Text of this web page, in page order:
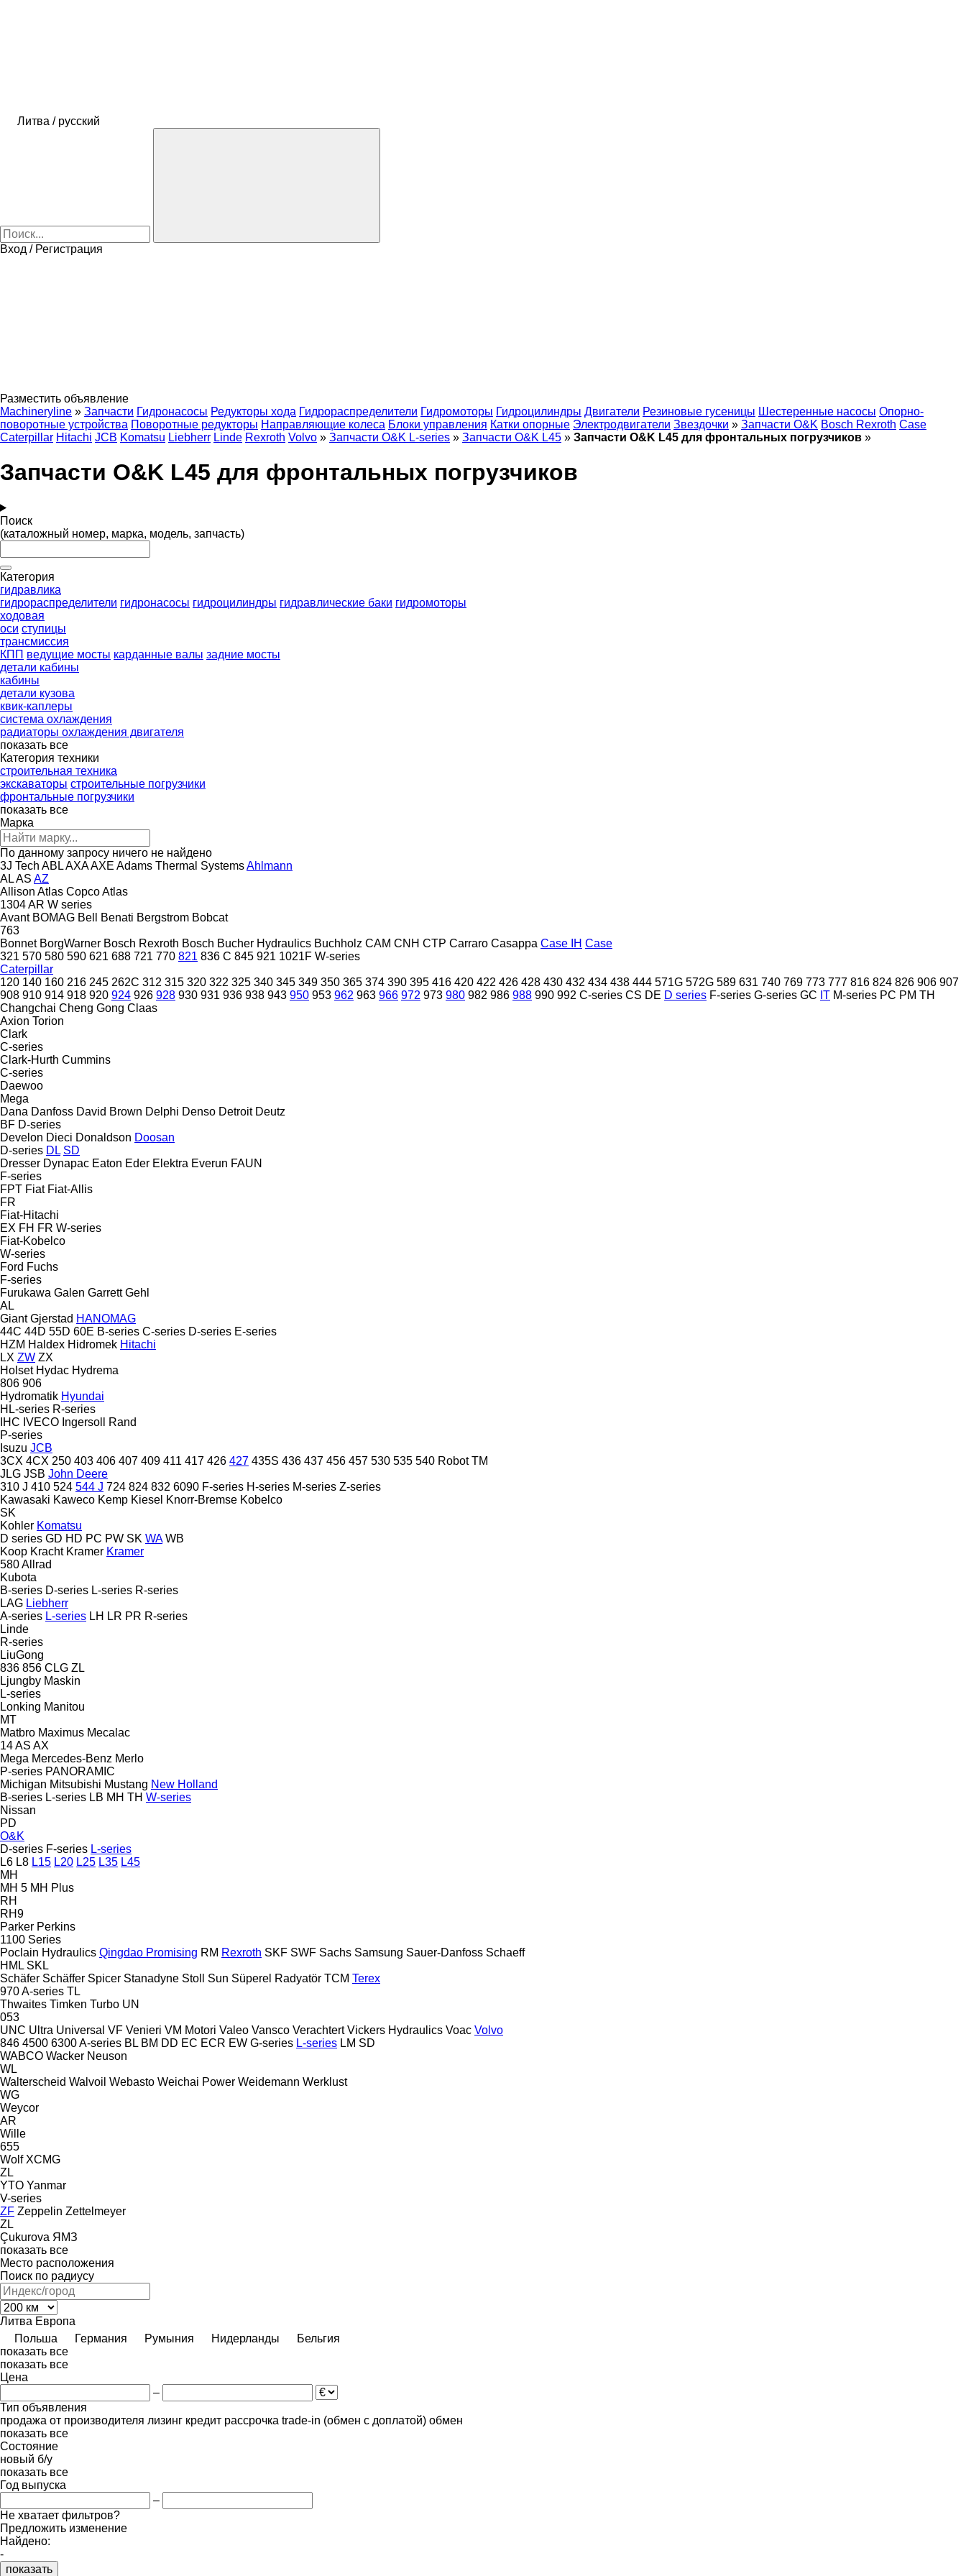
Литва / русский
Вход / Регистрация
Разместить объявление
Machineryline » Запчасти Гидронасосы Редукторы хода Гидрораспределители Гидромоторы Гидроцилиндры Двигатели Резиновые гусеницы Шестеренные насосы Опорно-
поворотные устройства Поворотные редукторы Направляющие колеса Блоки управления Катки опорные Электродвигатели Звездочки » Запчасти O&K Bosch Rexroth Case
Caterpillar Hitachi JCB Komatsu Liebherr Linde Rexroth Volvo » Запчасти O&K L-series » Запчасти O&K L45 » Запчасти O&K L45 для фронтальных погрузчиков »
Запчасти O&K L45 для фронтальных погрузчиков
Поиск
(каталожный номер, марка, модель, запчасть)
Категория
гидравлика
гидрораспределители гидронасосы гидроцилиндры гидравлические баки гидромоторы
ходовая
оси ступицы
трансмиссия
КПП ведущие мосты карданные валы задние мосты
детали кабины
кабины
детали кузова
квик-каплеры
система охлаждения
радиаторы охлаждения двигателя
показать все
Категория техники
строительная техника
экскаваторы строительные погрузчики
фронтальные погрузчики
показать все
Марка
По данному запросу ничего не найдено
3J Tech ABLAXAAXE Adams Thermal SystemsAhlmann
ALAS AZ
Allison Atlas CopcoAtlas
1304AR W series
Avant BOMAG Bell Benati Bergstrom Bobcat
763
Bonnet BorgWarner Bosch Rexroth Bosch Bucher Hydraulics Buchholz CAM CNH CTP Carraro Casappa Case IH Case
321 570 580 590 621 688 721 770 821 836 C 845 921 1021F W-series
Caterpillar
120 140 160 216 245 262C 312 315 320 322 325 340 345 349 350 365 374 390 395 416 420 422 426 428 430 432 434 438 444 571G 572G 589 631 740 769 773 777 816 824 826 906 907
908 910 914 918 920 924 926 928 930 931 936 938 943 950 953 962 963 966 972 973 980 982 986 988 990 992 C-series CS DE D series F-series G-series GC IT M-series PC PM TH
Changchai Cheng Gong Claas
Axion Torion
Clark
C-series
Clark-Hurth Cummins
C-series
Daewoo
Mega
Dana Danfoss David Brown Delphi Denso Detroit Deutz
BF D-series
Develon Dieci Donaldson Doosan
D-series DL SD
Dresser Dynapac Eaton Eder Elektra Everun FAUN
F-series
FPT Fiat Fiat-Allis
FR
Fiat-Hitachi
EX FH FR W-series
Fiat-Kobelco
W-series
Ford Fuchs
F-series
Furukawa Galen Garrett Gehl
AL
Giant Gjerstad HANOMAG
44C 44D 55D 60E B-series C-series D-series E-series
HZM Haldex Hidromek Hitachi
LX ZW ZX
Holset Hydac Hydrema
806 906
Hydromatik Hyundai
HL-series R-series
IHC IVECO Ingersoll Rand
P-series
Isuzu JCB
3CX 4CX 250 403 406 407 409 411 417 426 427 435S 436 437 456 457 530 535 540 Robot TM
JLG JSB John Deere
310 J 410 524 544 J 724 824 832 6090 F-series H-series M-series Z-series
Kawasaki Kaweco Kemp Kiesel Knorr-Bremse Kobelco
SK
Kohler Komatsu
D series GD HD PC PW SK WA WB
Koop Kracht Kramer Kramer
580Allrad
Kubota
B-series D-series L-series R-series
LAG Liebherr
A-series L-series LH LR PR R-series
Linde
R-series
LiuGong
836 856 CLG ZL
Ljungby Maskin
L-series
Lonking Manitou
MT
Matbro Maximus Mecalac
14AS AX
Mega Mercedes-Benz Merlo
P-series PANORAMIC
Michigan Mitsubishi Mustang New Holland
B-series L-series LB MH TH W-series
Nissan
PD
O&K
D-series F-series L-series
L6 L8 L15 L20 L25 L35 L45
MH
MH 5 MH Plus
RH
RH9
Parker Perkins
1100 Series
Poclain Hydraulics Qingdao Promising RM Rexroth SKF SWF Sachs Samsung Sauer-Danfoss Schaeff
HML SKL
Schäfer Schäffer Spicer Stanadyne Stoll Sun Süperel Radyatör TCM Terex
970A-series TL
Thwaites Timken Turbo UN
053
UNC Ultra Universal VF Venieri VM Motori Valeo Vansco Verachtert Vickers Hydraulics Voac Volvo
846 4500 6300A-series BL BM DD EC ECR EW G-series L-series LM SD
WABCO Wacker Neuson
WL
Walterscheid Walvoil Webasto Weichai Power Weidemann Werklust
WG
Weycor
AR
Wille
655
Wolf XCMG
ZL
YTO Yanmar
V-series
ZF Zeppelin Zettelmeyer
ZL
Çukurova ЯМЗ
показать все
Место расположения
Поиск по радиусу
Литва Европа
Польша
Германия Румыния Нидерланды
Бельгия
показать все
показать все
Цена
–
Тип объявления
продажа от производителя лизинг кредит рассрочка trade-in (обмен с доплатой) обмен
показать все
Состояние
новый б/у
показать все
Год выпуска
–
Не хватает фильтров?
Предложить изменение
Найдено:
-
показать